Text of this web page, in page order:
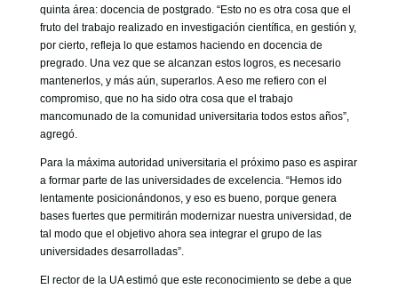
quinta área: docencia de postgrado. “Esto no es otra cosa que el
fruto del trabajo realizado en investigación científica, en gestión y,
por cierto, refleja lo que estamos haciendo en docencia de
pregrado. Una vez que se alcanzan estos logros, es necesario
mantenerlos, y más aún, superarlos. A eso me refiero con el
compromiso, que no ha sido otra cosa que el trabajo
mancomunado de la comunidad universitaria todos estos años”,
agregó.
Para la máxima autoridad universitaria el próximo paso es aspirar
a formar parte de las universidades de excelencia. “Hemos ido
lentamente posicionándonos, y eso es bueno, porque genera
bases fuertes que permitirán modernizar nuestra universidad, de
tal modo que el objetivo ahora sea integrar el grupo de las
universidades desarrolladas”.
El rector de la UA estimó que este reconocimiento se debe a que